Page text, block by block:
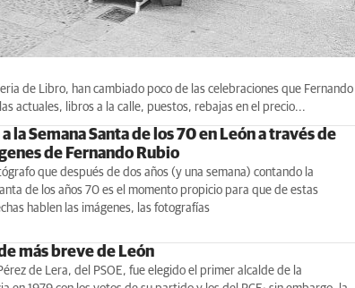
de Libro, han cambiado poco de las celebraciones que Fernando
actuales, libros a la calle, puestos, rebajas en el precio...
la Semana Santa de los 70 en León a través de
de Fernando Rubio
que después de dos años (y una semana) contando la
de los años 70 es el momento propicio para que de estas
hablen las imágenes, las fotografías
más breve de León
de Lera, del PSOE, fue elegido el primer alcalde de la